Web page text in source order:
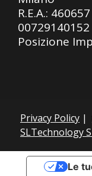
R.E.A.:
00729140152
Posizione
Privacy Policy |
SLTechnology
Le